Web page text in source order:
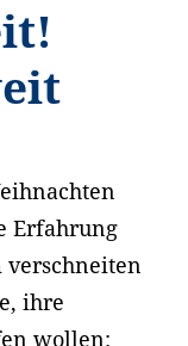
Erfahrung
verschneiten
ihre
wollen: